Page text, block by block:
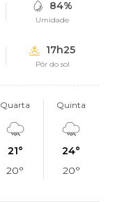
84%
Umidade
17h25
Pôr do sol
Quarta
21°
20°
Quinta
24°
20°